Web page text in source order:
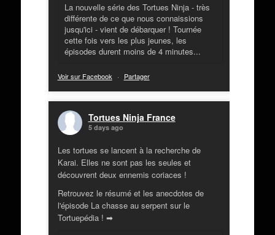
La nouvelle série des Tortues Ninja - très
différente de ce que nous connaissions
jusqu'ici - vient de débarquer ! Tournée
cette fois vers les plus jeunes, les
épisodes durent moins de 4 minutes...
Voir sur Facebook · Partager
Tortues Ninja France
5 days ago
Les tortues se lancent à la recherche de
Karai. Elles ne sont pas les seules et
découvrent deux ennemis coriaces !
Retrouvez le résumé et les anecdotes de
l'épisode La chasse au serpent sur le
Tortuepédia ! ➡